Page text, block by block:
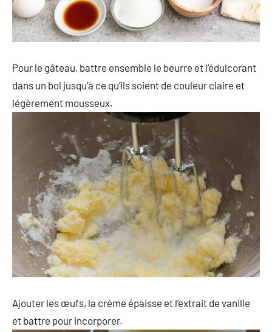
Pour le gâteau, battre ensemble le beurre et l’édulcorant
dans un bol jusqu’à ce qu’ils soient de couleur claire et
légèrement mousseux.
Ajouter les œufs, la crème épaisse et l’extrait de vanille
et battre pour incorporer.